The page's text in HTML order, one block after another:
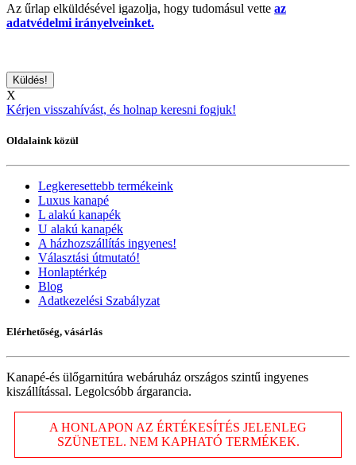
Az űrlap elküldésével igazolja, hogy tudomásul vette az
adatvédelmi irányelveinket.
X
Kérjen visszahívást, és holnap keresni fogjuk!
Oldalaink közül
Legkeresettebb termékeink
Luxus kanapé
L alakú kanapék
U alakú kanapék
A házhozszállítás ingyenes!
Választási útmutató!
Honlaptérkép
Blog
Adatkezelési Szabályzat
Elérhetőség, vásárlás
Kanapé-és ülőgarnitúra webáruház országos szintű ingyenes
kiszállítással. Legolcsóbb árgarancia.
A HONLAPON AZ ÉRTÉKESÍTÉS JELENLEG
SZÜNETEL. NEM KAPHATÓ TERMÉKEK.